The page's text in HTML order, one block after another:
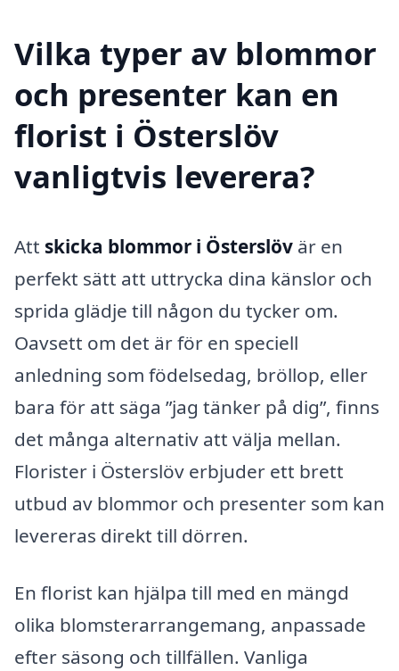
Vilka typer av blommor
och presenter kan en
florist i Österslöv
vanligtvis leverera?
Att skicka blommor i Österslöv är en
perfekt sätt att uttrycka dina känslor och
sprida glädje till någon du tycker om.
Oavsett om det är för en speciell
anledning som födelsedag, bröllop, eller
bara för att säga ”jag tänker på dig”, finns
det många alternativ att välja mellan.
Florister i Österslöv erbjuder ett brett
utbud av blommor och presenter som kan
levereras direkt till dörren.
En florist kan hjälpa till med en mängd
olika blomsterarrangemang, anpassade
efter säsong och tillfällen. Vanliga